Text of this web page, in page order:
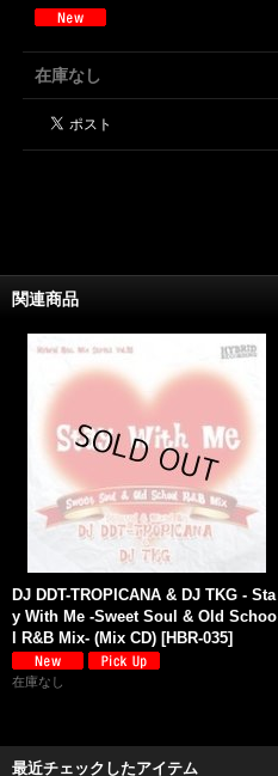
在庫なし
関連商品
DJ DDT-TROPICANA & DJ TKG - Sta
y With Me -Sweet Soul & Old Schoo
l R&B Mix- (Mix CD) [HBR-035]
在庫なし
最近チェックしたアイテム